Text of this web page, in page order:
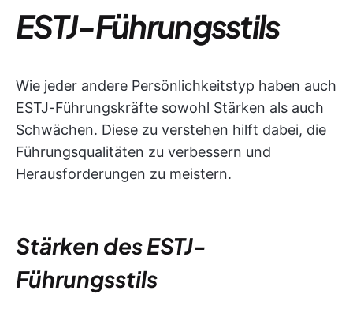
ESTJ-Führungsstils
Wie jeder andere Persönlichkeitstyp haben auch
ESTJ-Führungskräfte sowohl Stärken als auch
Schwächen. Diese zu verstehen hilft dabei, die
Führungsqualitäten zu verbessern und
Herausforderungen zu meistern.
Stärken des ESTJ-
Führungsstils